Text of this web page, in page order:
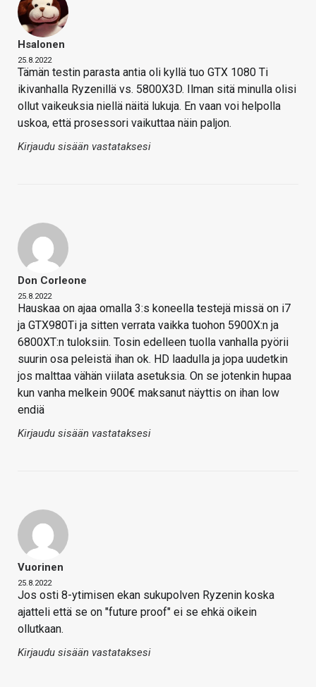
Hsalonen
25.8.2022
Tämän testin parasta antia oli kyllä tuo GTX 1080 Ti
ikivanhalla Ryzenillä vs. 5800X3D. Ilman sitä minulla olisi
ollut vaikeuksia niellä näitä lukuja. En vaan voi helpolla
uskoa, että prosessori vaikuttaa näin paljon.
Kirjaudu sisään vastataksesi
Don Corleone
25.8.2022
Hauskaa on ajaa omalla 3:s koneella testejä missä on i7
ja GTX980Ti ja sitten verrata vaikka tuohon 5900X:n ja
6800XT:n tuloksiin. Tosin edelleen tuolla vanhalla pyörii
suurin osa peleistä ihan ok. HD laadulla ja jopa uudetkin
jos malttaa vähän viilata asetuksia. On se jotenkin hupaa
kun vanha melkein 900€ maksanut näyttis on ihan low
endiä
Kirjaudu sisään vastataksesi
Vuorinen
25.8.2022
Jos osti 8-ytimisen ekan sukupolven Ryzenin koska
ajatteli että se on "future proof" ei se ehkä oikein
ollutkaan.
Kirjaudu sisään vastataksesi